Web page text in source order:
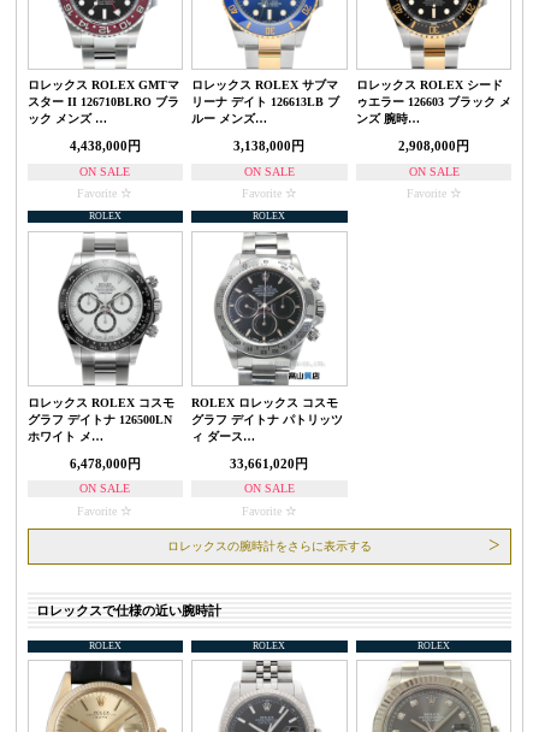
ロレックス ROLEX GMTマ
スター II 126710BLRO ブラ
ック メンズ …
4,438,000円
ON SALE
Favorite
ロレックス ROLEX サブマ
リーナ デイト 126613LB ブ
ルー メンズ…
3,138,000円
ON SALE
Favorite
ロレックス ROLEX シード
ゥエラー 126603 ブラック メ
ンズ 腕時…
2,908,000円
ON SALE
Favorite
ROLEX
ロレックス ROLEX コスモ
グラフ デイトナ 126500LN
ホワイト メ…
6,478,000円
ON SALE
Favorite
ROLEX
ROLEX ロレックス コスモ
グラフ デイトナ パトリッツ
ィ ダース…
33,661,020円
ON SALE
Favorite
ロレックスの腕時計をさらに表示する
ロレックスで仕様の近い腕時計
ROLEX ROLEX ROLEX